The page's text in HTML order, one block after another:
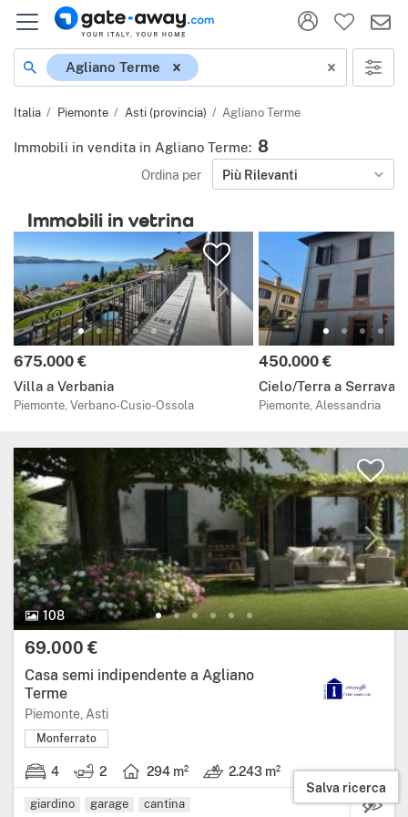
Località
Agliano Terme
Italia Piemonte Asti (provincia) Agliano Terme
Immobili in vendita in Agliano Terme: 8
Ordina per Più Rilevanti
Immobili in vetrina
Prezzo:
675.000 €
Villa a Verbania
Piemonte, Verbano-Cusio-Ossola
Prezzo:
450.000 €
Cielo/Terra a
Piemonte, Alessandria
108
108 Foto.
Prezzo:
69.000 €
Casa semi indipendente a Agliano
Terme
Piemonte, AstiRegione: Piemonte, provincia: Asti.
Monferrato
4
4 stanze da letto.
2
2 bagni. 294 m²
Superficie abitabile: 294 metri quadrati.
2.243 m²
Terreno: 2.243 m².
giardino garage cantina
Salva ricerca